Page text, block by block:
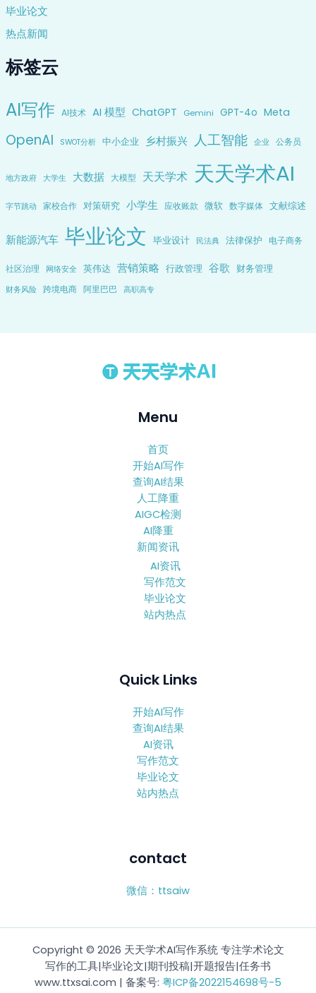
毕业论文
热点新闻
标签云
AI写作 AI技术 AI 模型 ChatGPT Gemini GPT-4o Meta
OpenAI SWOT分析 中小企业 乡村振兴 人工智能 企业 公务员
地方政府 大学生 大数据 大模型 天天学术 天天学术AI
字节跳动 家校合作 对策研究 小学生 应收账款 微软 数字媒体 文献综述
新能源汽车 毕业论文 毕业设计 民法典 法律保护 电子商务
社区治理 网络安全 英伟达 营销策略 行政管理 谷歌 财务管理
财务风险 跨境电商 阿里巴巴 高职高专
Menu
首页
开始AI写作
查询AI结果
人工降重
AIGC检测
AI降重
新闻资讯
AI资讯
写作范文
毕业论文
站内热点
Quick Links
开始AI写作
查询AI结果
AI资讯
写作范文
毕业论文
站内热点
contact
微信：ttsaiw
Copyright © 2026 天天学术AI写作系统 专注学术论文
写作的工具|毕业论文|期刊投稿|开题报告|任务书
www.ttxsai.com | 备案号: 粤ICP备2022154698号-5